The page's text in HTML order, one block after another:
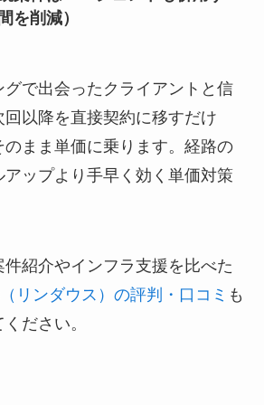
を削減）
グで出会ったクライアントと信
以降を直接契約に移すだけ
のまま単価に乗ります。経路の
ップより手早く効く単価対策
紹介やインフラ支援を比べた
リンダウス）の評判・口コミ も
ださい。